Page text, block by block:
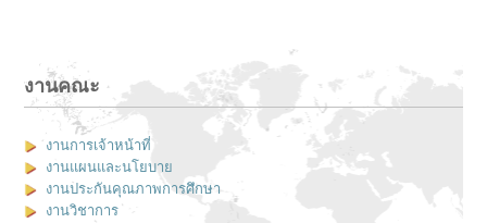
งานคณะ
งานการเจ้าหน้าที่
งานแผนและนโยบาย
งานประกันคุณภาพการศึกษา
งานวิชาการ